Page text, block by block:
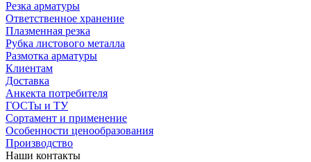
Резка арматуры
Ответственное хранение
Плазменная резка
Рубка листового металла
Размотка арматуры
Клиентам
Доставка
Анкекта потребителя
ГОСТы и ТУ
Сортамент и применение
Особенности ценообразования
Производство
Наши контакты